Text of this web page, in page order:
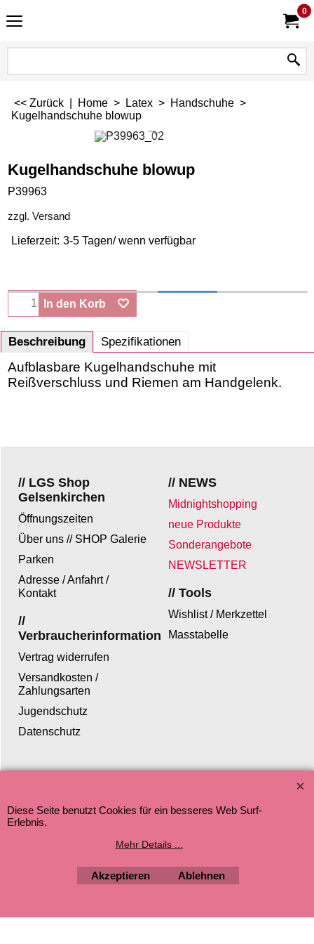
0
<< Zurück Home > Latex > Handschuhe >
Kugelhandschuhe blowup
Kugelhandschuhe blowup
P39963
zzgl. Versand
Lieferzeit: 3-5 Tagen/ wenn verfügbar
In den Korb
Beschreibung Spezifikationen
Aufblasbare Kugelhandschuhe mit
Reißverschluss und Riemen am Handgelenk.
// NEWS
Midnightshopping
neue Produkte
Sonderangebote
NEWSLETTER
// LGS Shop
Gelsenkirchen
Öffnungszeiten
Über uns // SHOP Galerie
Parken
Adresse / Anfahrt /
Kontakt
// Tools
Wishlist / Merkzettel
Masstabelle
//
Verbraucherinformation
Vertrag widerrufen
Versandkosten /
Zahlungsarten
Jugendschutz
Datenschutz
Diese Seite benutzt Cookies für ein besseres Web Surf-
Erlebnis.
Mehr Details ...
Akzeptieren Ablehnen